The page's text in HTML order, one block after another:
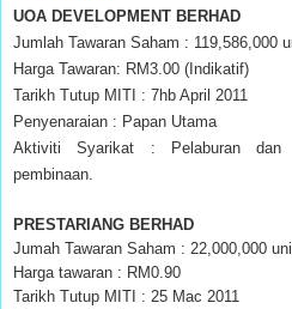
UOA DEVELOPMENT BERHAD
Jumlah Tawaran Saham : 119,586,000
Harga Tawaran: RM3.00 (Indikatif)
Tarikh Tutup MITI : 7hb April 2011
Penyenaraian : Papan Utama
Aktiviti Syarikat : Pelaburan dan
pembinaan.
PRESTARIANG BERHAD
Jumah Tawaran Saham : 22,000,000
Harga tawaran : RM0.90
Tarikh Tutup MITI : 25 Mac 2011